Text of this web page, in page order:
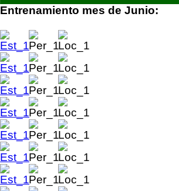
Entrenamiento mes de Junio: